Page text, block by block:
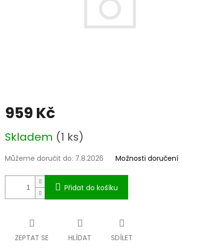
959 Kč
cena:
Skladem (1 ks)
Můžeme doručit do: 7.8.2026 Možnosti doručení
Přidat do košíku
ZEPTAT SE HLÍDAT SDÍLET